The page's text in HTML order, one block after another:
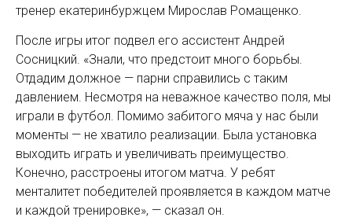
тренер екатеринбуржцем Мирослав Ромащенко.
После игры итог подвел его ассистент Андрей
Сосницкий. «Знали, что предстоит много борьбы.
Отдадим должное — парни справились с таким
давлением. Несмотря на неважное качество поля, мы
играли в футбол. Помимо забитого мяча у нас были
моменты — не хватило реализации. Была установка
выходить играть и увеличивать преимущество.
Конечно, расстроены итогом матча. У ребят
менталитет победителей проявляется в каждом матче
и каждой тренировке», — сказал он.